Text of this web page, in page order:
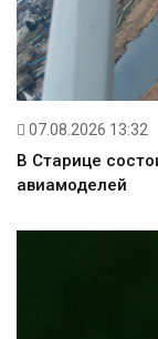
07.08.2026 13:32
В Старице
авиамоделей